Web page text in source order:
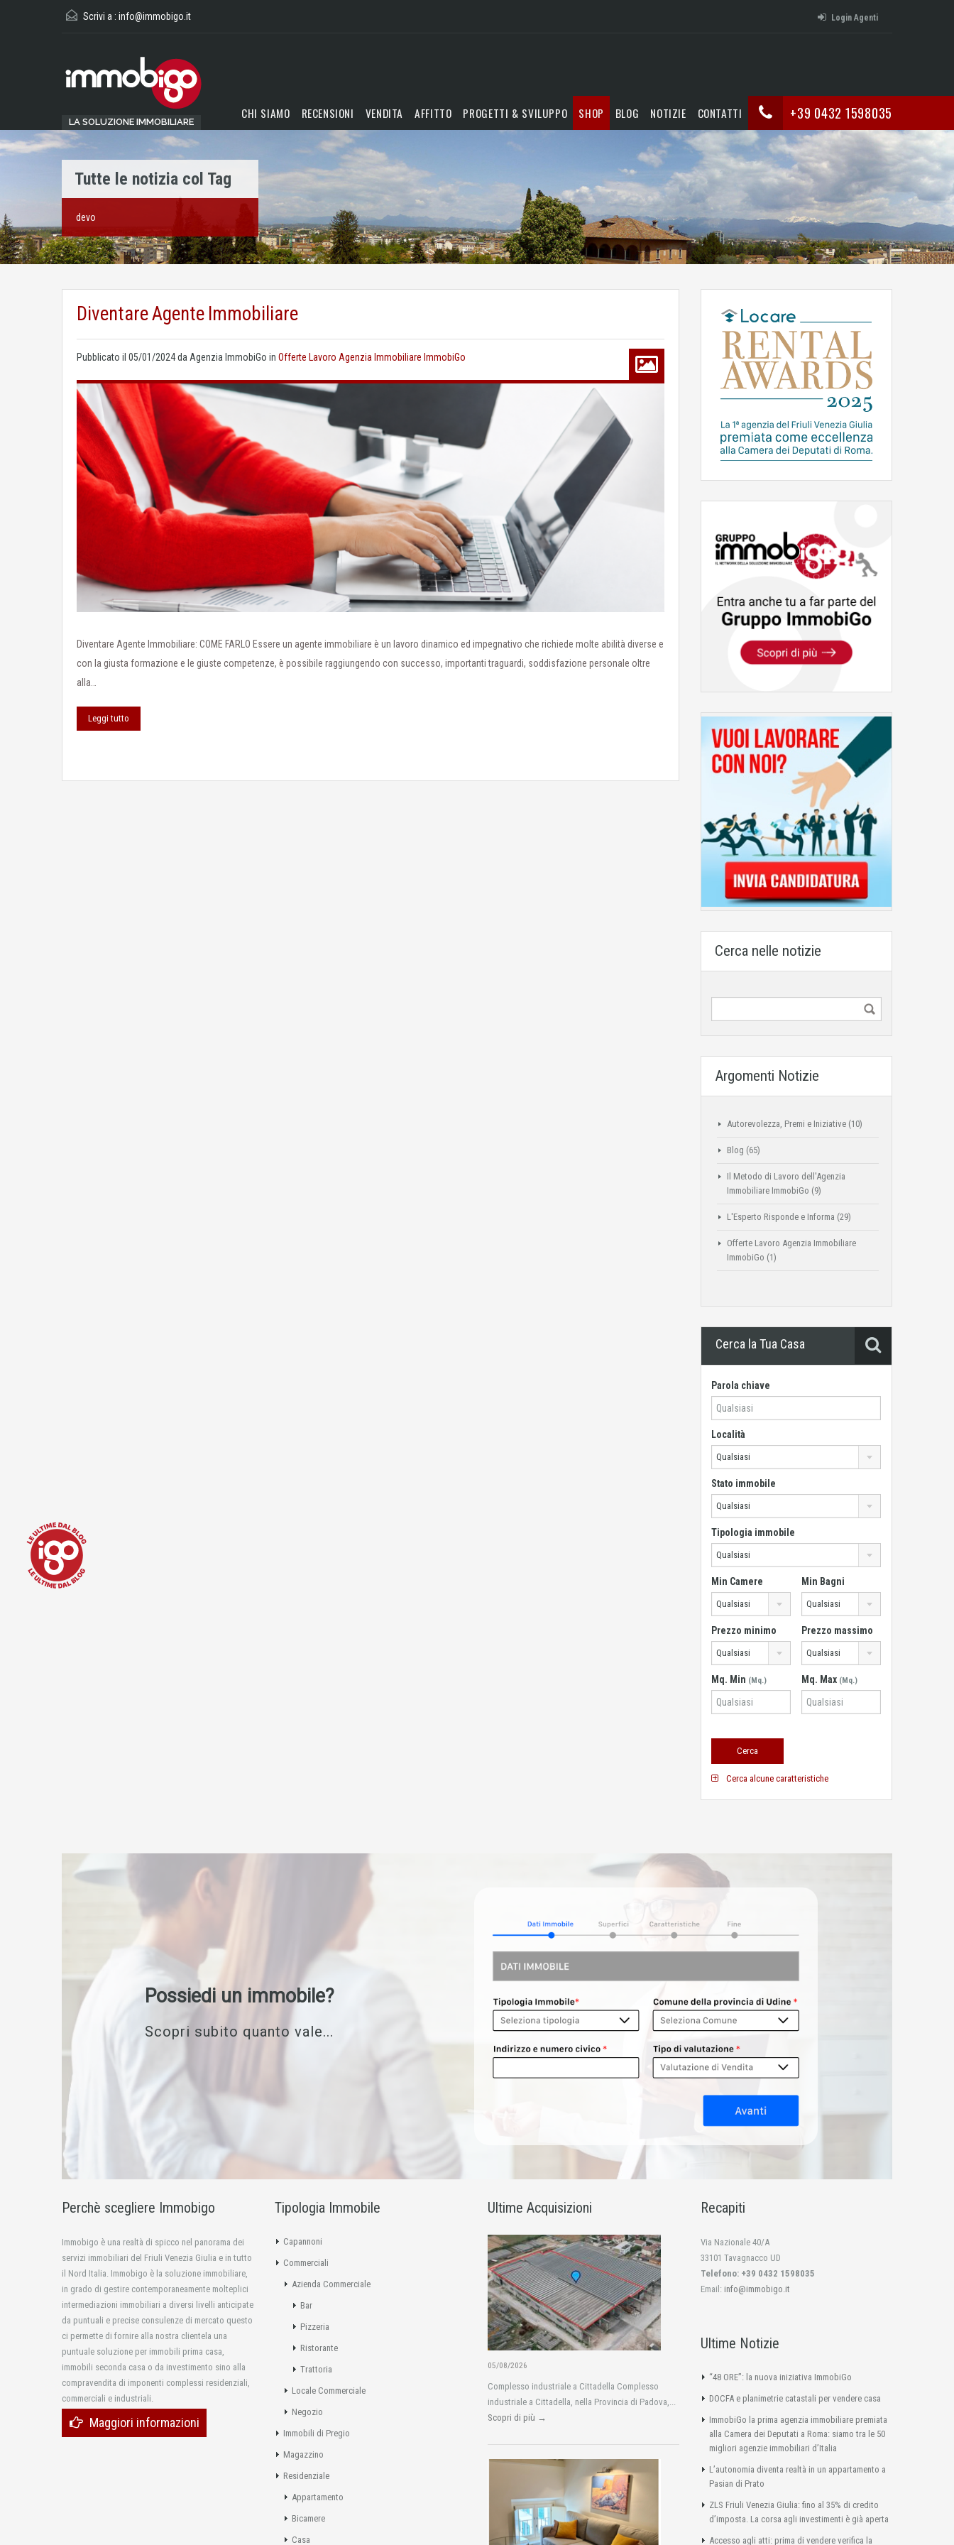
Scrivi a : info@immobigo.it Login Agenti
LA SOLUZIONE IMMOBILIARE +39 0432 1598035
CHI SIAMO RECENSIONI VENDITA AFFITTO PROGETTI & SVILUPPO SHOP BLOG NOTIZIE CONTATTI
Tutte le notizia col Tag
devo
Diventare Agente Immobiliare
Pubblicato il 05/01/2024da Agenzia ImmobiGo in Offerte Lavoro Agenzia Immobiliare ImmobiGo
Diventare Agente Immobiliare: COME FARLO Essere un agente immobiliare è un lavoro dinamico ed impegnativo che richiede molte abilità diverse e
con la giusta formazione e le giuste competenze, è possibile raggiungendo con successo, importanti traguardi, soddisfazione personale oltre
alla…
Leggi tutto
Cerca nelle notizie
Argomenti Notizie
Autorevolezza, Premi e Iniziative (10)
Blog (65)
Il Metodo di Lavoro dell'Agenzia
Immobiliare ImmobiGo (9)
L'Esperto Risponde e Informa (29)
Offerte Lavoro Agenzia Immobiliare
ImmobiGo (1)
Cerca la Tua Casa
Parola chiave
Località
Qualsiasi
Stato immobile
Qualsiasi
Tipologia immobile
Qualsiasi
Min Camere
Qualsiasi
Min Bagni
Qualsiasi
Prezzo minimo
Qualsiasi
Prezzo massimo
Qualsiasi
Mq. Min (Mq.) Mq. Max (Mq.)
Cerca alcune caratteristiche
Possiedi un immobile?
Scopri subito quanto vale...
Perchè scegliere Immobigo
Immobigo è una realtà di spicco nel panorama dei
servizi immobiliari del Friuli Venezia Giulia e in tutto
il Nord Italia. Immobigo è la soluzione immobiliare,
in grado di gestire contemporaneamente molteplici
intermediazioni immobiliari a diversi livelli anticipate
da puntuali e precise consulenze di mercato questo
ci permette di fornire alla nostra clientela una
puntuale soluzione per immobili prima casa,
immobili seconda casa o da investimento sino alla
compravendita di imponenti complessi residenziali,
commerciali e industriali.
Maggiori informazioni
Tipologia Immobile
Capannoni
Commerciali
Azienda Commerciale
Bar
Pizzeria
Ristorante
Trattoria
Locale Commerciale
Negozio
Immobili di Pregio
Magazzino
Residenziale
Appartamento
Bicamere
Casa
Ultime Acquisizioni
05/08/2026
Complesso industriale a Cittadella Complesso
industriale a Cittadella, nella Provincia di Padova,...
Scopri di più →
Recapiti
Via Nazionale 40/A
33101 Tavagnacco UD
Telefono: +39 0432 1598035
Email: info@immobigo.it
Ultime Notizie
“48 ORE”: la nuova iniziativa ImmobiGo
DOCFA e planimetrie catastali per vendere casa
ImmobiGo la prima agenzia immobiliare premiata
alla Camera dei Deputati a Roma: siamo tra le 50
migliori agenzie immobiliari d’Italia
L’autonomia diventa realtà in un appartamento a
Pasian di Prato
ZLS Friuli Venezia Giulia: fino al 35% di credito
d’imposta. La corsa agli investimenti è già aperta
Accesso agli atti: prima di vendere verifica la